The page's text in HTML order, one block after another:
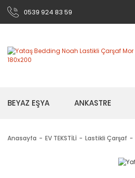
0539 924 83 59
BEYAZ EŞYA ANKASTRE
Anasayfa EV TEKSTİLİ Lastikli Çarşaf